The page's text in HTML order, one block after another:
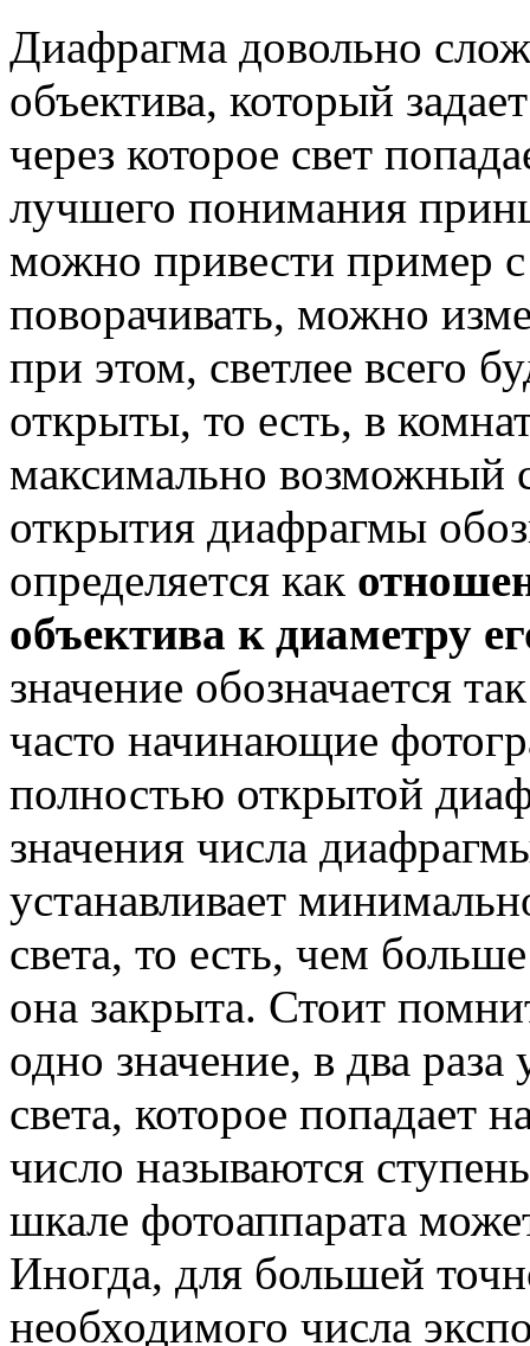
Диафрагма довольно
объектива, который
через которое свет
лучшего понимания
можно привести пример
поворачивать, можно
при этом, светлее всего
открыты, то есть, в
максимально возможный
открытия диафрагмы
определяется как
объектива к диаметру
значение обозначается
часто начинающие
полностью открытой
значения числа
устанавливает
света, то есть, чем
она закрыта. Стоит
одно значение, в два раза
света, которое попадает
число называются
шкале фотоаппарата
Иногда, для большей
необходимого числа